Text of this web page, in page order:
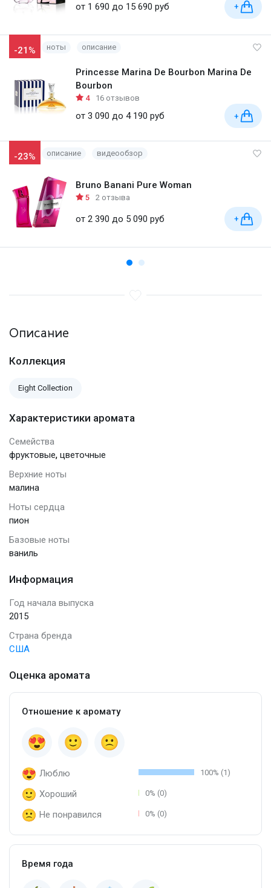
от 1 690 до 15 690 руб +
-21% ноты описание
Princesse Marina De Bourbon Marina De
Bourbon
4 16 отзывов
от 3 090 до 4 190 руб +
-23% описание видеообзор
Bruno Banani Pure Woman
5 2 отзыва
от 2 390 до 5 090 руб +
Описание
Коллекция
Eight Collection
Характеристики аромата
Семейства
фруктовые, цветочные
Верхние ноты
малина
Ноты сердца
пион
Базовые ноты
ваниль
Информация
Год начала выпуска
2015
Страна бренда
США
Оценка аромата
Отношение к аромату
Люблю 100% (1)
Хороший 0% (0)
Не понравился 0% (0)
Время года